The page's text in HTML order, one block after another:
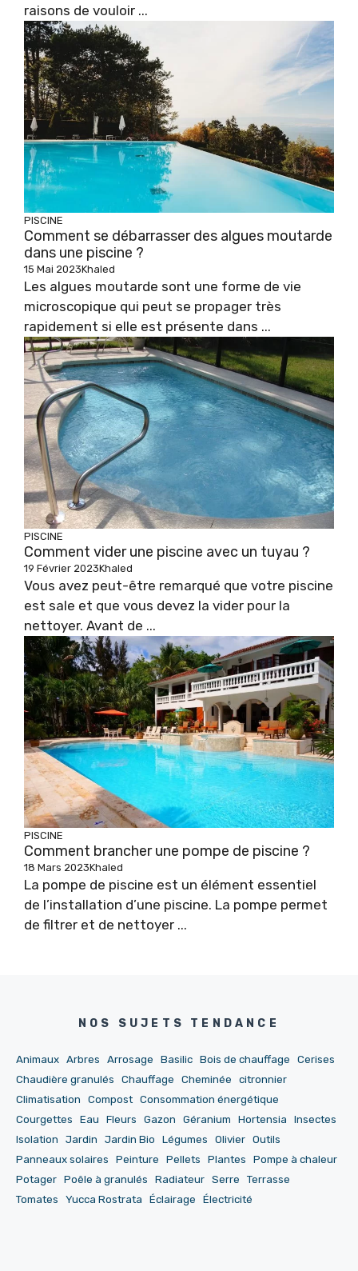
raisons de vouloir ...
PISCINE
Comment se débarrasser des algues moutarde
dans une piscine ?
15 Mai 2023Khaled
Les algues moutarde sont une forme de vie
microscopique qui peut se propager très
rapidement si elle est présente dans ...
PISCINE
Comment vider une piscine avec un tuyau ?
19 Février 2023Khaled
Vous avez peut-être remarqué que votre piscine
est sale et que vous devez la vider pour la
nettoyer. Avant de ...
PISCINE
Comment brancher une pompe de piscine ?
18 Mars 2023Khaled
La pompe de piscine est un élément essentiel
de l’installation d’une piscine. La pompe permet
de filtrer et de nettoyer ...
NOS SUJETS TENDANCE
Animaux Arbres Arrosage Basilic Bois de chauffage
Cerises
Chaudière granulés
Chauffage Cheminée
citronnier
Climatisation
Compost Consommation énergétique
Courgettes
Eau Fleurs Gazon Géranium Hortensia
Insectes
Isolation
Jardin Jardin Bio Légumes Olivier Outils
Panneaux solaires
Peinture Pellets Plantes
Pompe à chaleur
Potager Poêle à granulés Radiateur Serre
Terrasse
Tomates
Yucca Rostrata Éclairage Électricité